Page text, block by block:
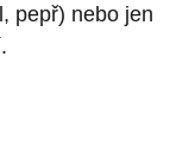
pepř) nebo jen